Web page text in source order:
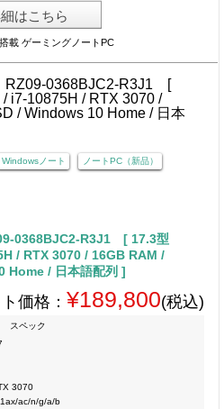
はこちら
載 ゲーミングノートPC
Windowsノート ノートPC（新品）
0368BJC2-R3J1 [ 17.3型
/ RTX 3070 / 16GB RAM /
Home / 日本語配列 ]
価格： ¥189,800(税込)
スペック
3070
ac/n/g/a/b